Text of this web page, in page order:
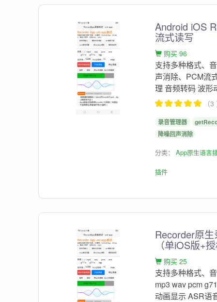
Android iOS
流式读写
购买 96
支持多种格式、
声消除、PCM流
理 音频转码 波形
（
录音管理器
降噪回声消除
分类：App原生语言
插件
Recorder原
（单iOS版+
购买 25
支持多种格式、
mp3 wav pcm
动画显示 ASR语